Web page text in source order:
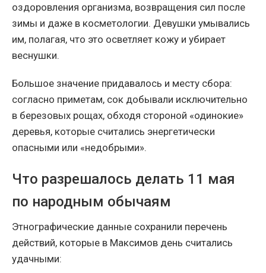
оздоровления организма, возвращения сил после
зимы и даже в косметологии. Девушки умывались
им, полагая, что это осветляет кожу и убирает
веснушки.
Большое значение придавалось и месту сбора:
согласно приметам, сок добывали исключительно
в березовых рощах, обходя стороной «одинокие»
деревья, которые считались энергетически
опасными или «недобрыми».
Что разрешалось делать 11 мая
по народным обычаям
Этнографические данные сохранили перечень
действий, которые в Максимов день считались
удачными: